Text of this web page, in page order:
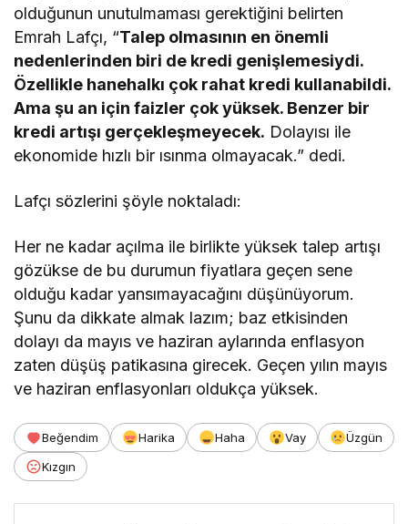
olduğunun unutulmaması gerektiğini belirten
Emrah Lafçı, “Talep olmasının en önemli
nedenlerinden biri de kredi genişlemesiydi.
Özellikle hanehalkı çok rahat kredi kullanabildi.
Ama şu an için faizler çok yüksek. Benzer bir
kredi artışı gerçekleşmeyecek. Dolayısı ile
ekonomide hızlı bir ısınma olmayacak.” dedi.
Lafçı sözlerini şöyle noktaladı:
Her ne kadar açılma ile birlikte yüksek talep artışı
gözükse de bu durumun fiyatlara geçen sene
olduğu kadar yansımayacağını düşünüyorum.
Şunu da dikkate almak lazım; baz etkisinden
dolayı da mayıs ve haziran aylarında enflasyon
zaten düşüş patikasına girecek. Geçen yılın mayıs
ve haziran enflasyonları oldukça yüksek.
Beğendim Harika Haha Vay
Üzgün
Kızgın